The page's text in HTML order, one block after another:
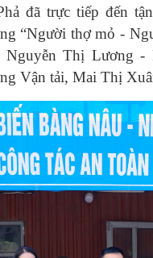
đã trực tiếp đến
“Người thợ mỏ -
Thị Lương -
Vận tải, Mai Thị